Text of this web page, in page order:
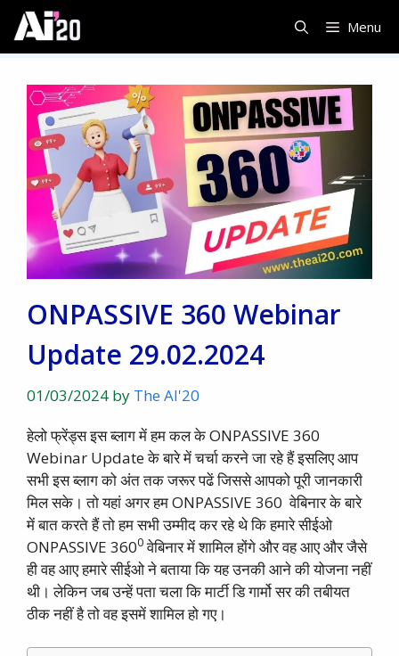
Skip
content
Menu
ONPASSIVE 360 Webinar
Update 29.02.2024
01/03/2024 by The AI'20
हेलो फ्रेंड्स इस ब्लाग में हम कल के ONPASSIVE 360
Webinar Update के बारे में चर्चा करने जा रहे हैं इसलिए आप
सभी इस ब्लाग को अंत तक जरूर पढें जिससे आपको पूरी जानकारी
मिल सके। तो यहां अगर हम ONPASSIVE 360 वेबिनार के बारे
में बात करते हैं तो हम सभी उम्मीद कर रहे थे कि हमारे सीईओ
ONPASSIVE 3600वेबिनार में शामिल होंगे और वह आए और जैसे
ही वह आए हमारे सीईओ ने बताया कि यह उनकी आने की योजना नहीं
थी। लेकिन जब उन्हें पता चला कि मार्टी डि गार्मो सर की तबीयत
ठीक नहीं है तो वह इसमें शामिल हो गए।